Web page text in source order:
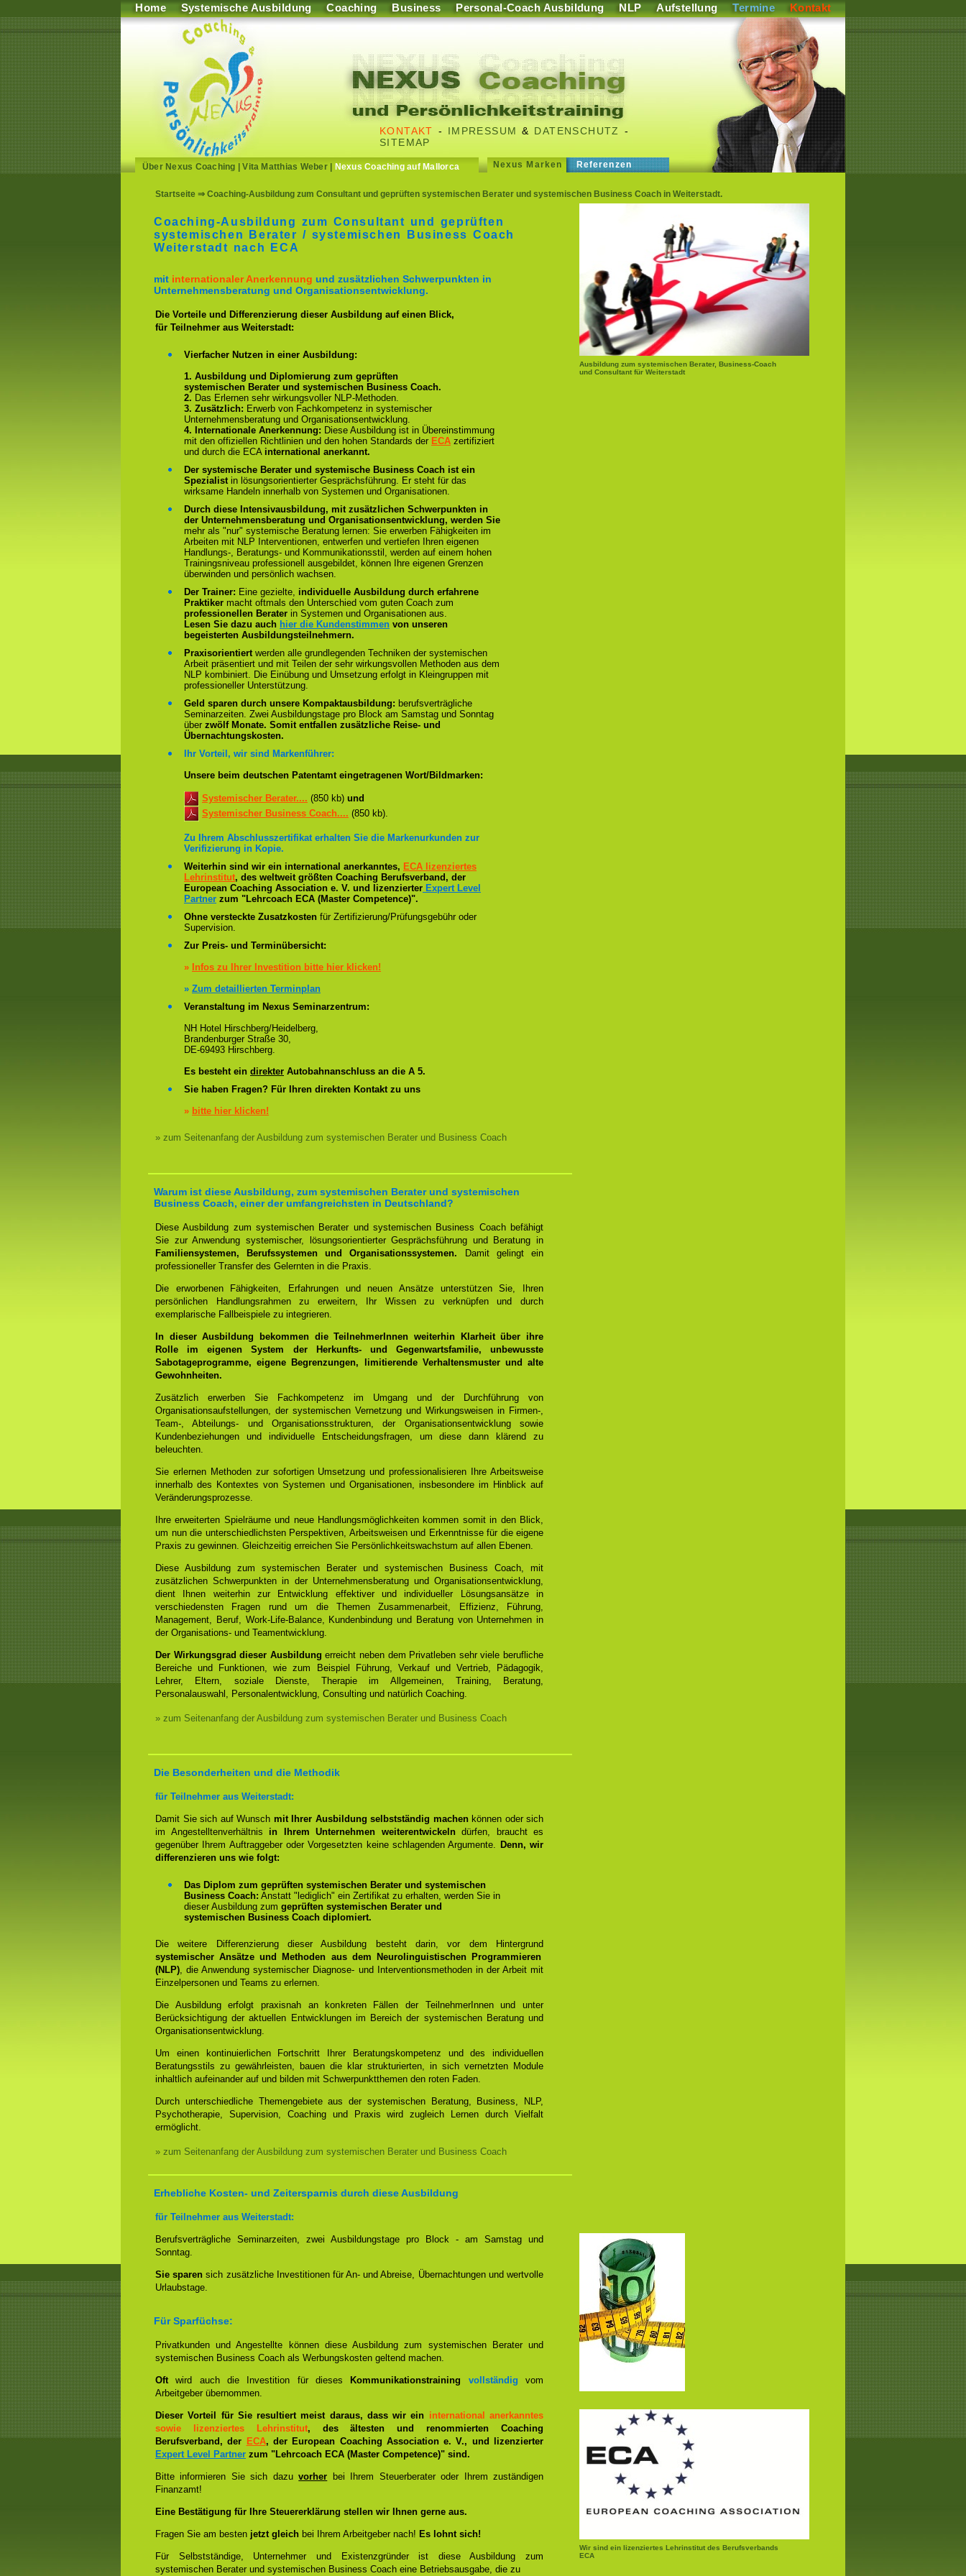
Home Systemische Ausbildung Coaching Business Personal-Coach Ausbildung NLP Aufstellung Termine Kontakt
KONTAKT - IMPRESSUM & DATENSCHUTZ
-
SITEMAP
Über Nexus Coaching |Vita Matthias Weber| Nexus Coaching auf Mallorca Nexus Marken Referenzen
Startseite ⇒ Coaching-Ausbildung zum Consultant und geprüften systemischen Berater und systemischen Business Coach in Weiterstadt.
Ausbildung zum systemischen Berater, Business-Coach
und Consultant für Weiterstadt
Coaching-Ausbildung zum Consultant und geprüften
systemischen Berater / systemischen Business Coach
Weiterstadt nach ECA
mit internationaler Anerkennung und zusätzlichen Schwerpunkten in
Unternehmensberatung und Organisationsentwicklung.
Die Vorteile und Differenzierung dieser Ausbildung auf einen Blick,
für Teilnehmer aus Weiterstadt:
Vierfacher Nutzen in einer Ausbildung:
1. Ausbildung und Diplomierung zum geprüften
systemischen Berater und systemischen Business Coach.
2. Das Erlernen sehr wirkungsvoller NLP-Methoden.
3. Zusätzlich: Erwerb von Fachkompetenz in systemischer
Unternehmensberatung und Organisationsentwicklung.
4. Internationale Anerkennung: Diese Ausbildung ist in Übereinstimmung
mit den offiziellen Richtlinien und den hohen Standards der ECA zertifiziert
und durch die ECA international anerkannt.
Der systemische Berater und systemische Business Coach ist ein
Spezialist in lösungsorientierter Gesprächsführung. Er steht für das
wirksame Handeln innerhalb von Systemen und Organisationen.
Durch diese Intensivausbildung, mit zusätzlichen Schwerpunkten in
der Unternehmensberatung und Organisationsentwicklung, werden Sie
mehr als "nur" systemische Beratung lernen: Sie erwerben Fähigkeiten im
Arbeiten mit NLP Interventionen, entwerfen und vertiefen Ihren eigenen
Handlungs-, Beratungs- und Kommunikationsstil, werden auf einem hohen
Trainingsniveau professionell ausgebildet, können Ihre eigenen Grenzen
überwinden und persönlich wachsen.
Der Trainer: Eine gezielte, individuelle Ausbildung durch erfahrene
Praktiker macht oftmals den Unterschied vom guten Coach zum
professionellen Berater in Systemen und Organisationen aus.
Lesen Sie dazu auch hier die Kundenstimmen von unseren
begeisterten Ausbildungsteilnehmern.
Praxisorientiertwerden alle grundlegenden Techniken der systemischen
Arbeit präsentiert und mit Teilen der sehr wirkungsvollen Methoden aus dem
NLP kombiniert. Die Einübung und Umsetzung erfolgt in Kleingruppen mit
professioneller Unterstützung.
Geld sparen durch unsere Kompaktausbildung: berufsverträgliche
Seminarzeiten. Zwei Ausbildungstage pro Block am Samstag und Sonntag
über zwölf Monate. Somit entfallen zusätzliche Reise- und
Übernachtungskosten.
Ihr Vorteil, wir sind Markenführer:
Unsere beim deutschen Patentamt eingetragenen Wort/Bildmarken:
Systemischer Berater.... (850 kb) und
Systemischer Business Coach.... (850 kb).
Zu Ihrem Abschlusszertifikat erhalten Sie die Markenurkunden zur
Verifizierung in Kopie.
Weiterhin sind wir ein international anerkanntes, ECA lizenziertes
Lehrinstitut, des weltweit größten Coaching Berufsverband, der
European Coaching Association e. V. und lizenzierter Expert Level
Partner zum "Lehrcoach ECA (Master Competence)".
Ohne versteckte Zusatzkosten für Zertifizierung/Prüfungsgebühr oder
Supervision.
Zur Preis- und Terminübersicht:
» Infos zu Ihrer Investition bitte hier klicken!
» Zum detaillierten Terminplan
Veranstaltung im Nexus Seminarzentrum:
NH Hotel Hirschberg/Heidelberg,
Brandenburger Straße 30,
DE-69493 Hirschberg.
Es besteht ein direkter Autobahnanschluss an die A 5.
Sie haben Fragen? Für Ihren direkten Kontakt zu uns
» bitte hier klicken!
» zum Seitenanfang der Ausbildung zum systemischen Berater und Business Coach
Warum ist diese Ausbildung, zum systemischen Berater und systemischen
Business Coach, einer der umfangreichsten in Deutschland?
Diese Ausbildung zum systemischen Berater und systemischen Business Coach befähigt
Sie zur Anwendung systemischer, lösungsorientierter Gesprächsführung und Beratung in
Familiensystemen, Berufssystemen und Organisationssystemen. Damit gelingt ein
professioneller Transfer des Gelernten in die Praxis.
Die erworbenen Fähigkeiten, Erfahrungen und neuen Ansätze unterstützen Sie, Ihren
persönlichen Handlungsrahmen zu erweitern, Ihr Wissen zu verknüpfen und durch
exemplarische Fallbeispiele zu integrieren.
In dieser Ausbildung bekommen die TeilnehmerInnen weiterhin Klarheit über ihre
Rolle im eigenen System der Herkunfts- und Gegenwartsfamilie, unbewusste
Sabotageprogramme, eigene Begrenzungen, limitierende Verhaltensmuster und alte
Gewohnheiten.
Zusätzlich erwerben Sie Fachkompetenz im Umgang und der Durchführung von
Organisationsaufstellungen, der systemischen Vernetzung und Wirkungsweisen in Firmen-,
Team-, Abteilungs- und Organisationsstrukturen, der Organisationsentwicklung sowie
Kundenbeziehungen und individuelle Entscheidungsfragen, um diese dann klärend zu
beleuchten.
Sie erlernen Methoden zur sofortigen Umsetzung und professionalisieren Ihre Arbeitsweise
innerhalb des Kontextes von Systemen und Organisationen, insbesondere im Hinblick auf
Veränderungsprozesse.
Ihre erweiterten Spielräume und neue Handlungsmöglichkeiten kommen somit in den Blick,
um nun die unterschiedlichsten Perspektiven, Arbeitsweisen und Erkenntnisse für die eigene
Praxis zu gewinnen. Gleichzeitig erreichen Sie Persönlichkeitswachstum auf allen Ebenen.
Diese Ausbildung zum systemischen Berater und systemischen Business Coach, mit
zusätzlichen Schwerpunkten in der Unternehmensberatung und Organisationsentwicklung,
dient Ihnen weiterhin zur Entwicklung effektiver und individueller Lösungsansätze in
verschiedensten Fragen rund um die Themen Zusammenarbeit, Effizienz, Führung,
Management, Beruf, Work-Life-Balance, Kundenbindung und Beratung von Unternehmen in
der Organisations- und Teamentwicklung.
Der Wirkungsgrad dieser Ausbildung erreicht neben dem Privatleben sehr viele berufliche
Bereiche und Funktionen, wie zum Beispiel Führung, Verkauf und Vertrieb, Pädagogik,
Lehrer, Eltern, soziale Dienste, Therapie im Allgemeinen, Training, Beratung,
Personalauswahl, Personalentwicklung, Consulting und natürlich Coaching.
» zum Seitenanfang der Ausbildung zum systemischen Berater und Business Coach
Die Besonderheiten und die Methodik
für Teilnehmer aus Weiterstadt:
Damit Sie sich auf Wunsch mit Ihrer Ausbildung selbstständig machenkönnen oder sich
im Angestelltenverhältnis in Ihrem Unternehmen weiterentwickelndürfen, braucht es
gegenüber Ihrem Auftraggeber oder Vorgesetzten keine schlagenden Argumente. Denn, wir
differenzieren uns wie folgt:
Das Diplom zum geprüften systemischen Berater und systemischen
Business Coach: Anstatt "lediglich" ein Zertifikat zu erhalten, werden Sie in
dieser Ausbildung zum geprüften systemischen Berater und
systemischen Business Coach diplomiert.
Die weitere Differenzierung dieser Ausbildung besteht darin, vor dem Hintergrund
systemischer Ansätze und Methoden aus dem Neurolinguistischen Programmieren
(NLP), die Anwendung systemischer Diagnose- und Interventionsmethoden in der Arbeit mit
Einzelpersonen und Teams zu erlernen.
Die Ausbildung erfolgt praxisnah an konkreten Fällen der TeilnehmerInnen und unter
Berücksichtigung der aktuellen Entwicklungen im Bereich der systemischen Beratung und
Organisationsentwicklung.
Um einen kontinuierlichen Fortschritt Ihrer Beratungskompetenz und des individuellen
Beratungsstils zu gewährleisten, bauen die klar strukturierten, in sich vernetzten Module
inhaltlich aufeinander auf und bilden mit Schwerpunktthemen den roten Faden.
Durch unterschiedliche Themengebiete aus der systemischen Beratung, Business, NLP,
Psychotherapie, Supervision, Coaching und Praxis wird zugleich Lernen durch Vielfalt
ermöglicht.
» zum Seitenanfang der Ausbildung zum systemischen Berater und Business Coach
Erhebliche Kosten- und Zeitersparnis durch diese Ausbildung
für Teilnehmer aus Weiterstadt:
Berufsverträgliche Seminarzeiten, zwei Ausbildungstage pro Block - am Samstag und
Sonntag.
Sie sparensich zusätzliche Investitionen für An- und Abreise, Übernachtungen und wertvolle
Urlaubstage.
Für Sparfüchse:
Privatkunden und Angestellte können diese Ausbildung zum systemischen Berater und
systemischen Business Coach als Werbungskosten geltend machen.
Oftwird auch die Investition für dieses Kommunikationstraining vollständig vom
Arbeitgeber übernommen.
Wir sind ein lizenziertes Lehrinstitut des Berufsverbands
ECA
Dieser Vorteil für Sie resultiert meist daraus, dass wir ein international anerkanntes
sowie lizenziertes Lehrinstitut, des ältesten und renommierten Coaching
Berufsverband, der ECA, der European Coaching Association e. V., und lizenzierter
Expert Level Partner zum "Lehrcoach ECA (Master Competence)" sind.
Bitte informieren Sie sich dazuvorher bei Ihrem Steuerberater oder Ihrem zuständigen
Finanzamt!
Eine Bestätigung für Ihre Steuererklärung stellen wir Ihnen gerne aus.
Fragen Sie am besten jetzt gleich bei Ihrem Arbeitgeber nach! Es lohnt sich!
Für Selbstständige, Unternehmer und Existenzgründer ist diese Ausbildung zum
systemischen Berater und systemischen Business Coach eine Betriebsausgabe, die zu